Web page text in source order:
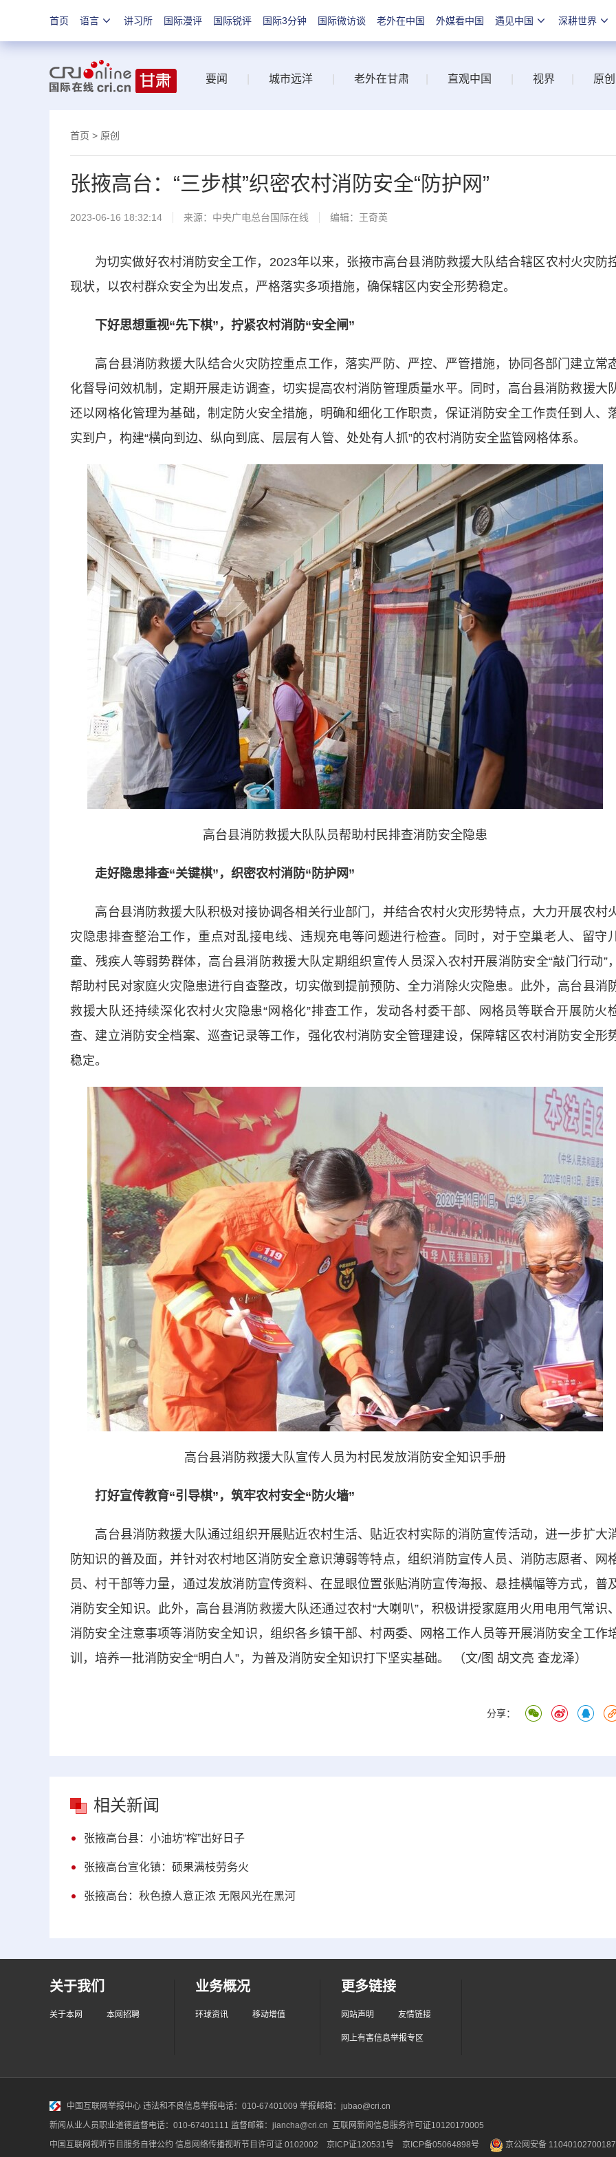
首页 语言 讲习所 国际漫评 国际锐评 国际3分钟 国际微访谈 老外在中国 外媒看中国 遇见中国 深耕世界
要闻 城市远洋 老外在甘肃 直观中国 视界 原创
首页 > 原创
张掖高台：“三步棋”织密农村消防安全“防护网”
2023-06-16 18:32:14 来源：中央广电总台国际在线 编辑：王奇英
为切实做好农村消防安全工作，2023年以来，张掖市高台县消防救援大队结合辖区农村火灾防
现状，以农村群众安全为出发点，严格落实多项措施，确保辖区内安全形势稳定。
下好思想重视“先下棋”，拧紧农村消防“安全闸”
高台县消防救援大队结合火灾防控重点工作，落实严防、严控、严管措施，协同各部门建立常
化督导问效机制，定期开展走访调查，切实提高农村消防管理质量水平。同时，高台县消防救援大
还以网格化管理为基础，制定防火安全措施，明确和细化工作职责，保证消防安全工作责任到人、
实到户，构建“横向到边、纵向到底、层层有人管、处处有人抓”的农村消防安全监管网格体系。
高台县消防救援大队队员帮助村民排查消防安全隐患
走好隐患排查“关键棋”，织密农村消防“防护网”
高台县消防救援大队积极对接协调各相关行业部门，并结合农村火灾形势特点，大力开展农村
灾隐患排查整治工作，重点对乱接电线、违规充电等问题进行检查。同时，对于空巢老人、留守
童、残疾人等弱势群体，高台县消防救援大队定期组织宣传人员深入农村开展消防安全“敲门行动”
帮助村民对家庭火灾隐患进行自查整改，切实做到提前预防、全力消除火灾隐患。此外，高台县消
救援大队还持续深化农村火灾隐患“网格化”排查工作，发动各村委干部、网格员等联合开展防火
查、建立消防安全档案、巡查记录等工作，强化农村消防安全管理建设，保障辖区农村消防安全形
稳定。
高台县消防救援大队宣传人员为村民发放消防安全知识手册
打好宣传教育“引导棋”，筑牢农村安全“防火墙”
高台县消防救援大队通过组织开展贴近农村生活、贴近农村实际的消防宣传活动，进一步扩大
防知识的普及面，并针对农村地区消防安全意识薄弱等特点，组织消防宣传人员、消防志愿者、网
员、村干部等力量，通过发放消防宣传资料、在显眼位置张贴消防宣传海报、悬挂横幅等方式，普
消防安全知识。此外，高台县消防救援大队还通过农村“大喇叭”，积极讲授家庭用火用电用气常识
消防安全注意事项等消防安全知识，组织各乡镇干部、村两委、网格工作人员等开展消防安全工作
训，培养一批消防安全“明白人”，为普及消防安全知识打下坚实基础。 （文/图 胡文亮 查龙泽）
分享：
相关新闻
张掖高台县：小油坊“榨”出好日子
张掖高台宣化镇：硕果满枝劳务火
张掖高台：秋色撩人意正浓 无限风光在黑河
关于我们
关于本网 本网招聘
业务概况
环球资讯 移动增值
更多链接
网站声明 友情链接
网上有害信息举报专区
中国互联网举报中心 违法和不良信息举报电话：010-67401009 举报邮箱：jubao@cri.cn
新闻从业人员职业道德监督电话：010-67401111 监督邮箱：jiancha@cri.cn 互联网新闻信息服务许可证10120170005
中国互联网视听节目服务自律公约 信息网络传播视听节目许可证 0102002 京ICP证120531号 京ICP备05064898号 京公网安备